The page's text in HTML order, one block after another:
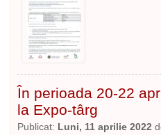
În perioada 20-22
la Expo-târg
Publicat: Luni, 11 aprilie 2022